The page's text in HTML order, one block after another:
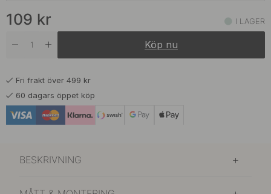
Borstad Mässing I lager
I lager
Varm Brons
109 kr I LAGER
Köp nu
Fri frakt över 499 kr
60 dagars öppet köp
BESKRIVNING